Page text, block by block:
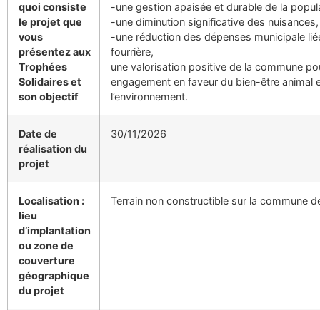
quoi consiste
le projet que
vous
présentez aux
Trophées
Solidaires et
son objectif
-une gestion apaisée et durable de la
-une diminution significative des nuisances,
-une réduction des dépenses municipale
fourrière,
une valorisation positive de la commune
engagement en faveur du bien-être animal
l’environnement.
Date de
réalisation du
projet
30/11/2026
Localisation :
lieu
d’implantation
ou zone de
couverture
géographique
du projet
Terrain non constructible sur la commune